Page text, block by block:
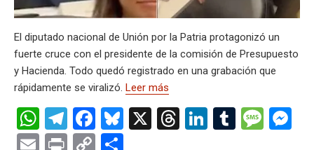
El diputado nacional de Unión por la Patria protagonizó un
fuerte cruce con el presidente de la comisión de Presupuesto
y Hacienda. Todo quedó registrado en una grabación que
rápidamente se viralizó. Leer más
W
h
T
el
F
a
Bl X
T
Li
T
M
E
Pr C